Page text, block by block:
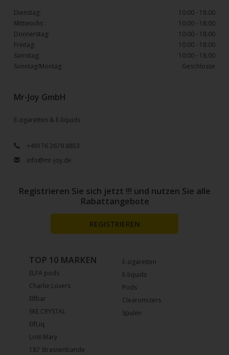
Mr-Joy GmbH
E-zigaretten & E-liquids
+49176 2679 8853
info@mr-joy.de
Dienstag:
10:00 - 18:00
Mittwochs :
10:00 - 18:00
Donnerstag:
10:00 - 18:00
Freitag:
10:00 - 18:00
Samstag:
10:00 - 18:00
Sonntag/Montag:
Geschlosse
E-zigaretten
E-liquids
Pods
Clearomizers
Spulen
TOP 10 MARKEN
ELFA pods
Charlie Lovers
Elfbar
SKE CRYSTAL
ElfLiq
Lost Mary
187 Strassenbande
Registrieren Sie sich jetzt !!! und nutzen Sie alle
Rabattangebote
REGISTRIEREN